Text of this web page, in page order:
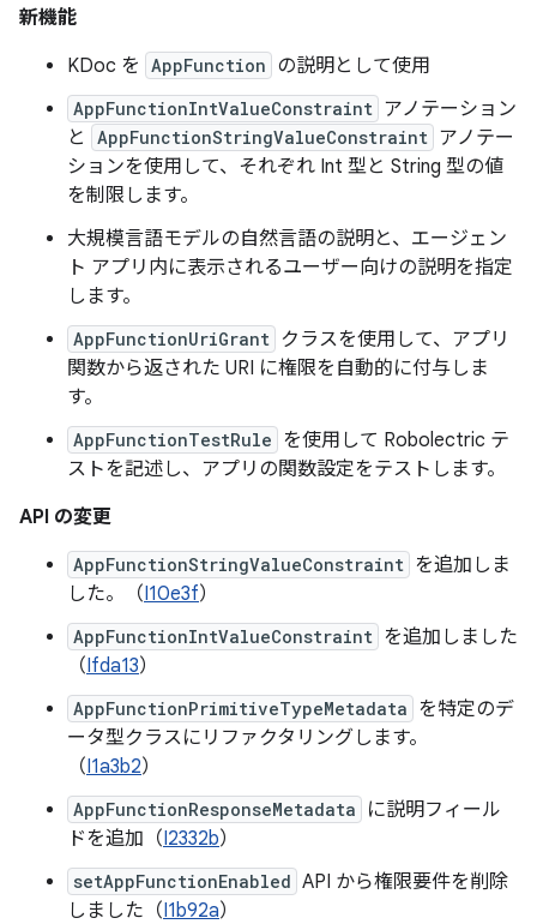
新機能
KDoc を AppFunction の説明として使用
AppFunctionIntValueConstraint アノテーション
と
AppFunctionStringValueConstraint アノテー
ションを使用して、それぞれ Int 型と String 型の値
を制限します。
大規模言語モデルの自然言語の説明と、エージェン
ト アプリ内に表示されるユーザー向けの説明を指定
します。
AppFunctionUriGrant クラスを使用して、アプリ
関数から返された URI に権限を自動的に付与しま
す。
AppFunctionTestRule を使用して Robolectric テ
ストを記述し、アプリの関数設定をテストします。
API の変更
AppFunctionStringValueConstraint を追加しま
した。（I10e3f）
AppFunctionIntValueConstraint を追加しました
（Ifda13）
AppFunctionPrimitiveTypeMetadata を特定のデ
ータ型クラスにリファクタリングします。
（I1a3b2）
AppFunctionResponseMetadata
に説明フィール
ドを追加（I2332b）
setAppFunctionEnabled API から権限要件を削除
しました（I1b92a）